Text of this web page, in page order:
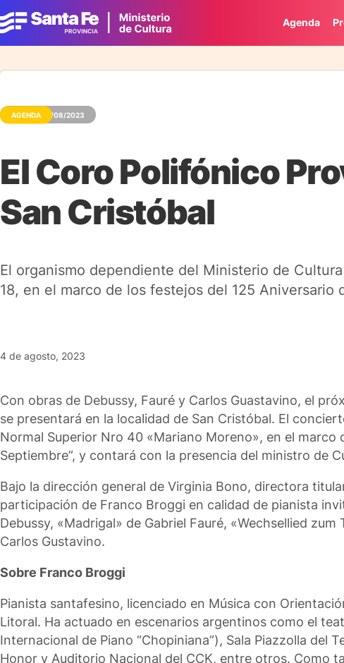
Agenda
AGENDA 04/08/2023
El Coro Polifónico
San Cristóbal
El organismo dependiente del Ministerio de
18, en el marco de los festejos del 125 Aniversario
4 de agosto, 2023
Con obras de Debussy, Fauré y Carlos Guastavino, el
se presentará en la localidad de San Cristóbal. El
Normal Superior Nro 40 «Mariano Moreno», en el marco
Septiembre”, y contará con la presencia del ministro de
Bajo la dirección general de Virginia Bono, directora
participación de Franco Broggi en calidad de pianista
Debussy, «Madrigal» de Gabriel Fauré, «Wechsellied
Carlos Gustavino.
Sobre Franco Broggi
Pianista santafesino, licenciado en Música con
Litoral. Ha actuado en escenarios argentinos como el
Internacional de Piano “Chopiniana”), Sala Piazzolla del
Honor y Auditorio Nacional del CCK, entre otros. Como